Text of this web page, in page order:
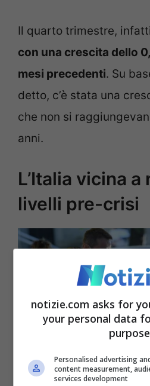
Il quarto trimestre,
con una crescita dello
mesi precedenti. Su
detto, c’è stata una
che non si
anni.
L’Italia vicina
livelli pre-crisi
Il Pil italiano si avvicina ai livelli
notizie.com asks for
your personal data
Personalised advertising
content measurement,
services development